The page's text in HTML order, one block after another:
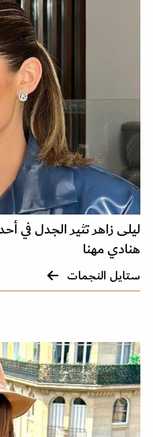
ليلى زاهر تثير الجدل في
هنادي مهنا
ستايل النجمات